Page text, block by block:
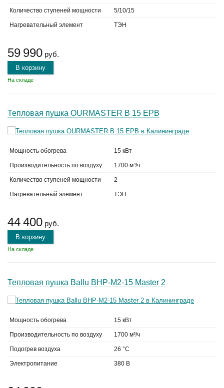
Количество ступеней мощности 5/10/15
Нагревательный элемент ТЭН
59 990 руб.
В корзину
На складе
Тепловая пушка OURMASTER B 15 EPB
Мощность обогрева 15 кВт
Производительность по воздуху 1700 м³/ч
Количество ступеней мощности 2
Нагревательный элемент ТЭН
44 400 руб.
В корзину
На складе
Тепловая пушка Ballu BHP-M2-15 Master 2
Мощность обогрева 15 кВт
Производительность по воздуху 1700 м³/ч
Подогрев воздуха 26 °C
Электропитание 380 В